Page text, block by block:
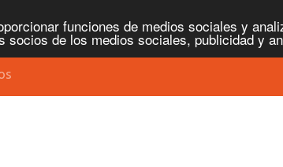
funciones de medios sociales y
de los medios sociales, publicidad y